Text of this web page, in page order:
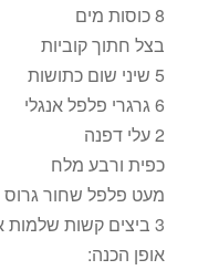
8 כוסות מים
בצל חתוך קוביות
5 שיני שום כתושות
6 גרגרי פלפל אנגלי
2 עלי דפנה
כפית ורבע מלח
מעט פלפל שחור גרוס
3 ביצים קשות שלמות או חצויות.
אופן הכנה: